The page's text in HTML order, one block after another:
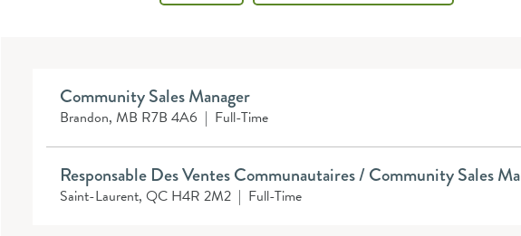
Community Sales Manager
Brandon, MB R7B 4A6 | Full-Time
Responsable Des Ventes Communautaires / Community Sales
Saint-Laurent, QC H4R 2M2 | Full-Time